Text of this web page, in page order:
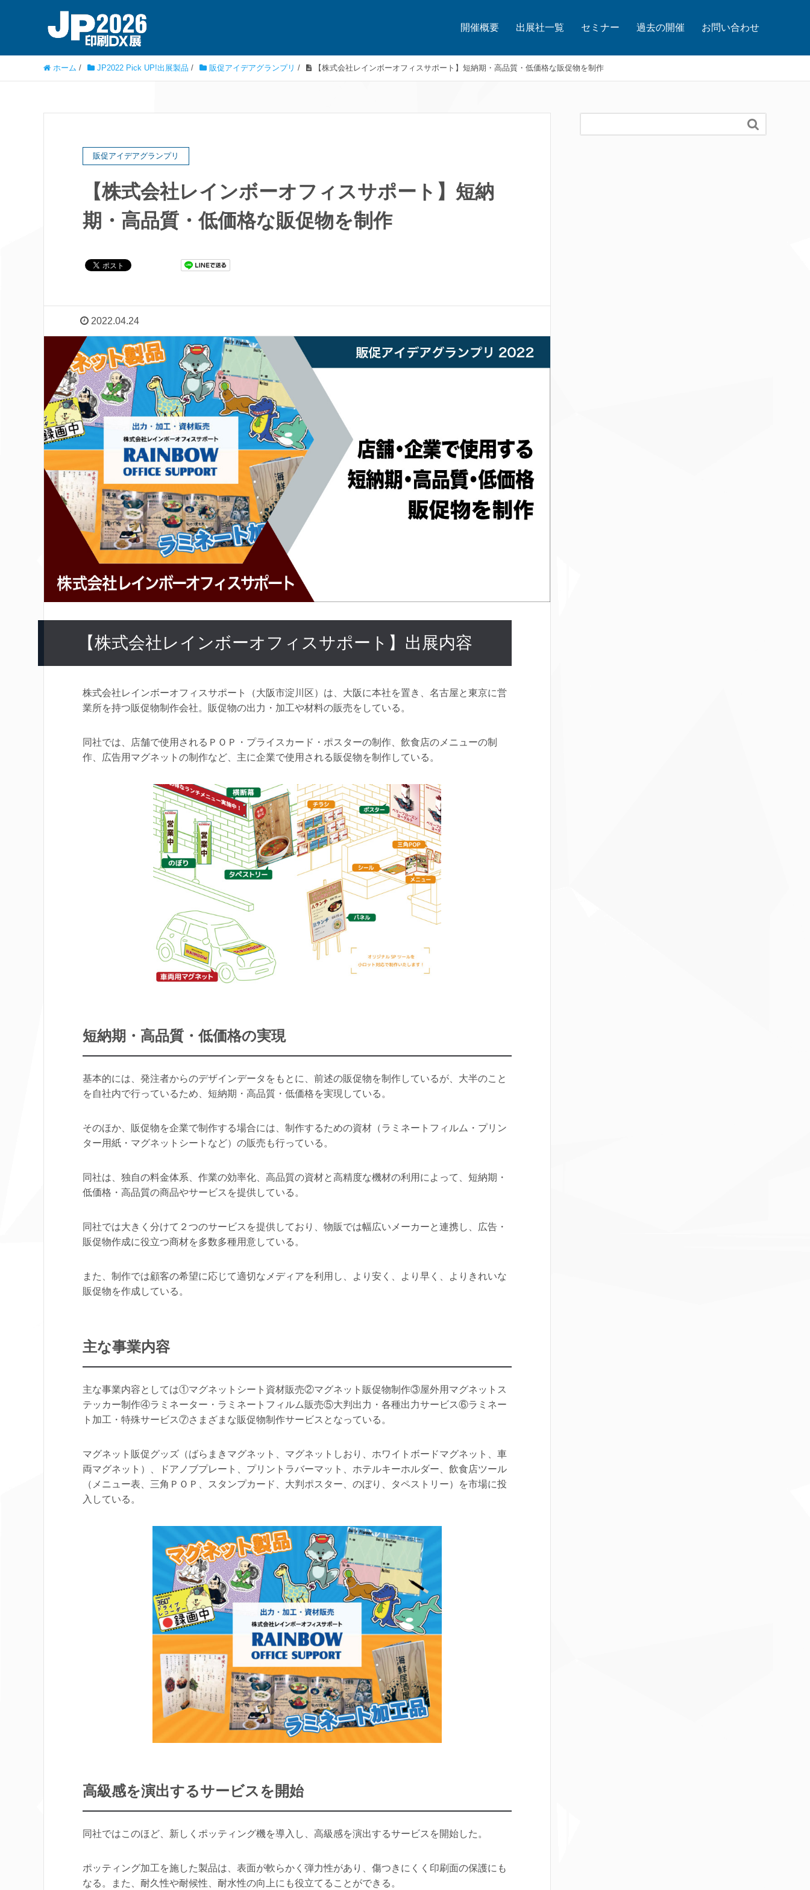
開催概要 出展社一覧 セミナー 過去の開催 お問い合わせ
ホーム / JP2022 Pick UP!出展製品 / 販促アイデアグランプリ / 【株式会社レインボーオフィスサポート】短納期・高品質・低価格な販促物を制作
販促アイデアグランプリ
【株式会社レインボーオフィスサポート】短納
期・高品質・低価格な販促物を制作
2022.04.24
【株式会社レインボーオフィスサポート】出展内容
株式会社レインボーオフィスサポート（大阪市淀川区）は、大阪に本社を置き、名古屋と東京に営
業所を持つ販促物制作会社。販促物の出力・加工や材料の販売をしている。
同社では、店舗で使用されるＰＯＰ・プライスカード・ポスターの制作、飲食店のメニューの制
作、広告用マグネットの制作など、主に企業で使用される販促物を制作している。
短納期・高品質・低価格の実現
基本的には、発注者からのデザインデータをもとに、前述の販促物を制作しているが、大半のこと
を自社内で行っているため、短納期・高品質・低価格を実現している。
そのほか、販促物を企業で制作する場合には、制作するための資材（ラミネートフィルム・プリン
ター用紙・マグネットシートなど）の販売も行っている。
同社は、独自の料金体系、作業の効率化、高品質の資材と高精度な機材の利用によって、短納期・
低価格・高品質の商品やサービスを提供している。
同社では大きく分けて２つのサービスを提供しており、物販では幅広いメーカーと連携し、広告・
販促物作成に役立つ商材を多数多種用意している。
また、制作では顧客の希望に応じて適切なメディアを利用し、より安く、より早く、よりきれいな
販促物を作成している。
主な事業内容
主な事業内容としては①マグネットシート資材販売②マグネット販促物制作③屋外用マグネットス
テッカー制作④ラミネーター・ラミネートフィルム販売⑤大判出力・各種出力サービス⑥ラミネー
ト加工・特殊サービス⑦さまざまな販促物制作サービスとなっている。
マグネット販促グッズ（ばらまきマグネット、マグネットしおり、ホワイトボードマグネット、車
両マグネット）、ドアノブプレート、プリントラバーマット、ホテルキーホルダー、飲食店ツール
（メニュー表、三角ＰＯＰ、スタンプカード、大判ポスター、のぼり、タペストリー）を市場に投
入している。
高級感を演出するサービスを開始
同社ではこのほど、新しくポッティング機を導入し、高級感を演出するサービスを開始した。
ポッティング加工を施した製品は、表面が軟らかく弾力性があり、傷つきにくく印刷面の保護にも
なる。また、耐久性や耐候性、耐水性の向上にも役立てることができる。
